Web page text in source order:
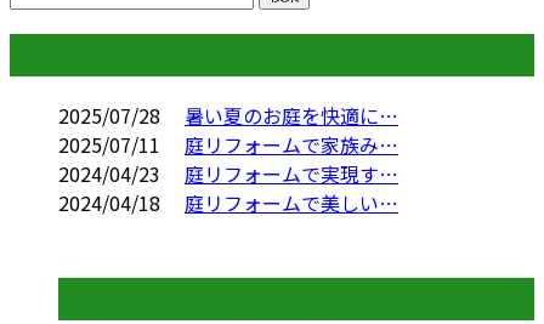
2025/07/28
暑い夏のお庭を快適に…
2025/07/11
庭リフォームで家族み…
2024/04/23
庭リフォームで実現す…
2024/04/18
庭リフォームで美しい…